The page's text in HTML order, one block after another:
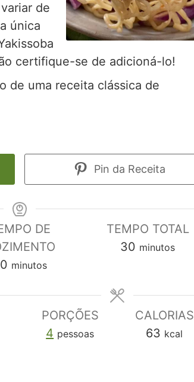
de
única
certifique-se de adicioná-lo!
de uma receita clássica de
Pin da Receita
DE
minutos
minutos
TEMPO TOTAL
30 minutos
minutos
PORÇÕES
4 pessoas
CALORIAS
63 kcal